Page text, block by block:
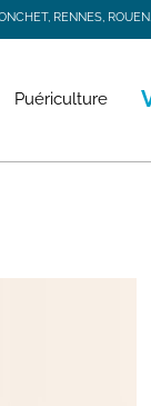
RENNES,
Puériculture